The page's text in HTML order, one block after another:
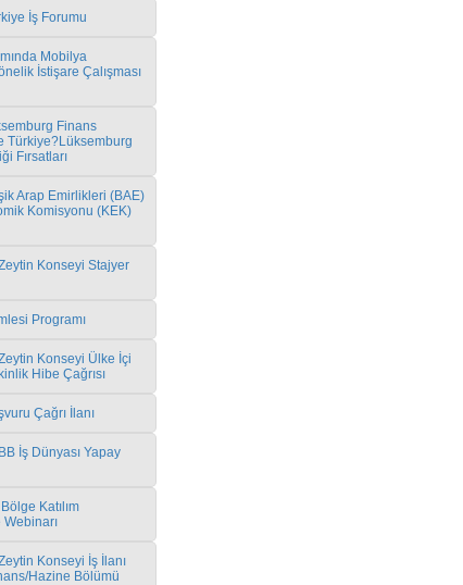
İş Forumu
Mobilya
İstişare Çalışması
Finans
Türkiye?Lüksemburg
Fırsatları
Arap Emirlikleri (BAE)
Komisyonu (KEK)
Konseyi Stajyer
Programı
Konseyi Ülke İçi
Hibe Çağrısı
Çağrı İlanı
İş Dünyası Yapay
Katılım
Konseyi İş İlanı
Hazine Bölümü